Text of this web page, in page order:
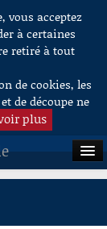
vous acceptez
à certaines
retiré à tout
de cookies, les
de découpe ne
plus